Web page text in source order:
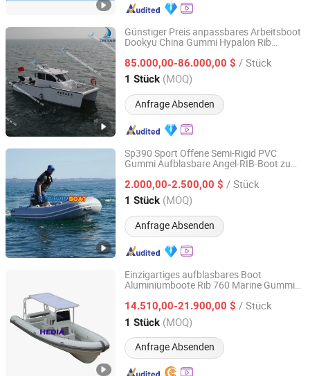
Günstiger Preis anpassbares Arbeitsboot
Dookyu China Gummi Hypalon Rib
85.000,00-86.000,00 $ / Stück
1 Stück (MOQ)
Anfrage Absenden
Qingdao Dookyu Crown Marine Co., Ltd.
Shandong, China Seit 2024
Sp390 Sport Offene Semi-Rigid PVC
Gummi Aufblasbare Angel-RIB-Boot zum
2.000,00-2.500,00 $ / Stück
1 Stück (MOQ)
Anfrage Absenden
Qingdao Yoolwin Machinery Co., Ltd.
Shandong, China Seit 2024
Einzigartiges aufblasbares Boot
Aluminiumboote Rib 760 Marine Gummi
Einzigartiges aufblasbares Boot zu
verkaufen
14.510,00-21.900,00 $ / Stück
1 Stück (MOQ)
Anfrage Absenden
Qingdao Hedia Boat Co., Ltd.
Shandong, China Seit 2020